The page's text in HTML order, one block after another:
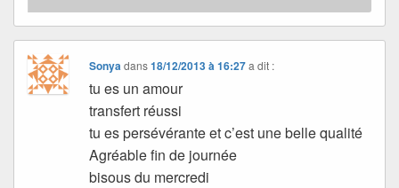
Sonya dans18/12/2013 à 16:27 a dit :
tu es un amour
transfert réussi
tu es persévérante et c’est une belle qualité
Agréable fin de journée
bisous du mercredi